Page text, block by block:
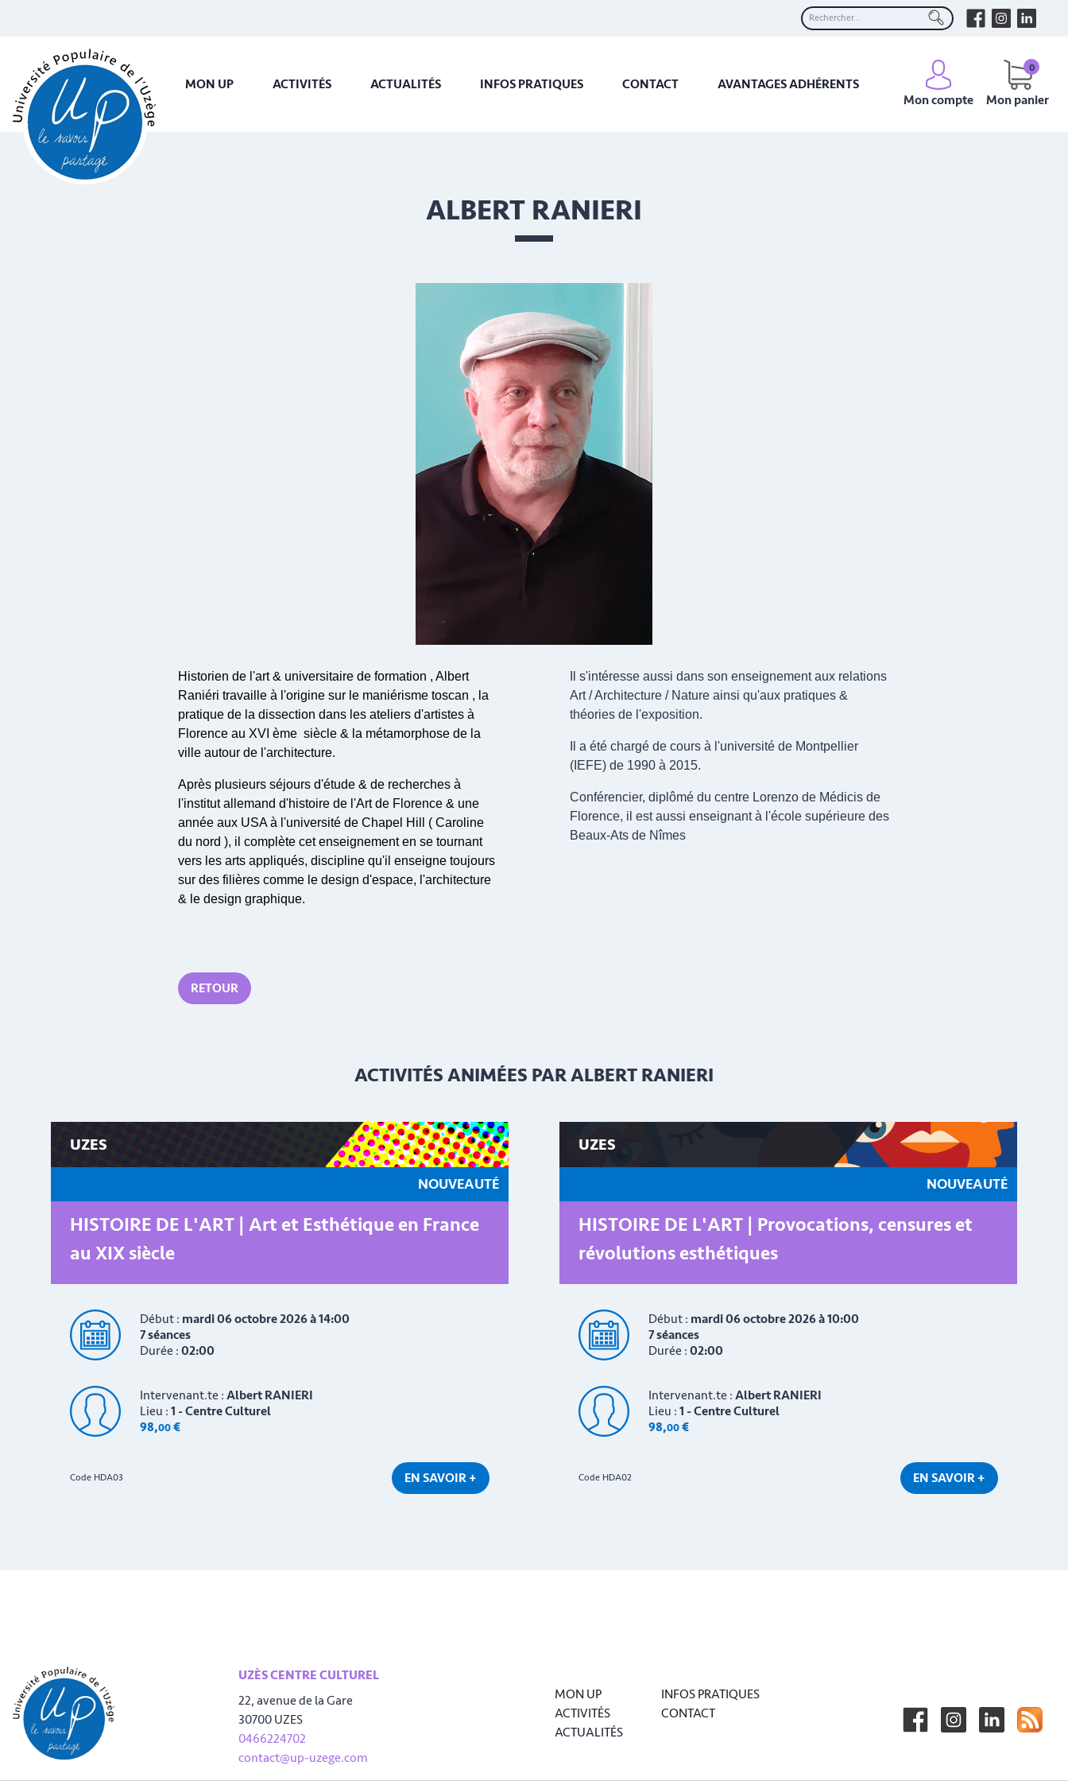
MON UP ACTIVITÉS ACTUALITÉS INFOS PRATIQUES CONTACT
AVANTAGES ADHÉRENTS
Mon compte
Mon panier
0
ALBERT RANIERI
Historien de l'art & universitaire de formation , Albert
Raniéri travaille à l'origine sur le maniérisme toscan , la
pratique de la dissection dans les ateliers d'artistes à
Florence au XVI ème siècle & la métamorphose de la
ville autour de l'architecture.
Après plusieurs séjours d'étude & de recherches à
l'institut allemand d'histoire de l'Art de Florence & une
année aux USA à l'université de Chapel Hill ( Caroline
du nord ), il complète cet enseignement en se tournant
vers les arts appliqués, discipline qu'il enseigne toujours
sur des filières comme le design d'espace, l'architecture
& le design graphique.
Il s'intéresse aussi dans son enseignement aux relations
Art / Architecture / Nature ainsi qu'aux pratiques &
théories de l'exposition.
Il a été chargé de cours à l'université de Montpellier
(IEFE) de 1990 à 2015.
Conférencier, diplômé du centre Lorenzo de Médicis de
Florence, il est aussi enseignant à l'école supérieure des
Beaux-Ats de Nîmes
RETOUR
ACTIVITÉS ANIMÉES PAR ALBERT RANIERI
UZES
NOUVEAUTÉ
HISTOIRE DE L'ART | Art et Esthétique en France
au XIX siècle
Début : mardi 06 octobre 2026 à 14:00
7 séances
Durée : 02:00
Intervenant.te : Albert RANIERI
Lieu : 1 - Centre Culturel
98,00€
Code HDA03 EN SAVOIR +
UZES
NOUVEAUTÉ
HISTOIRE DE L'ART | Provocations, censures et
révolutions esthétiques
Début : mardi 06 octobre 2026 à 10:00
7 séances
Durée : 02:00
Intervenant.te : Albert RANIERI
Lieu : 1 - Centre Culturel
98,00€
Code HDA02 EN SAVOIR +
UZÈS CENTRE CULTUREL
22, avenue de la Gare
30700 UZES
0466224702
contact@up-uzege.com
MON UP
ACTIVITÉS
ACTUALITÉS
INFOS PRATIQUES
CONTACT